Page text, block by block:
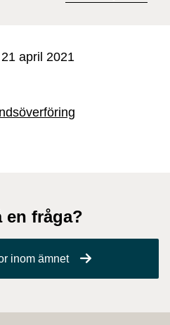
april 2021
en fråga?
inom ämnet